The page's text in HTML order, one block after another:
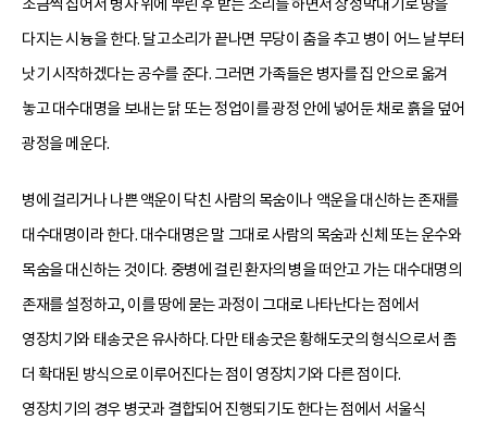
조금씩 집어서 병자 위에 뿌린 후 받는 소리를 하면서 상정막대기로 땅을
다지는 시늉을 한다. 달고소리가 끝나면 무당이 춤을 추고 병이 어느 날부터
낫기 시작하겠다는 공수를 준다. 그러면 가족들은 병자를 집 안으로 옮겨
놓고 대수대명을 보내는 닭 또는 정업이를 광정 안에 넣어둔 채로 흙을 덮어
광정을 메운다.
병에 걸리거나 나쁜 액운이 닥친 사람의 목숨이나 액운을 대신하는 존재를
대수대명이라 한다. 대수대명은 말 그대로 사람의 목숨과 신체 또는 운수와
목숨을 대신하는 것이다. 중병에 걸린 환자의 병을 떠안고 가는 대수대명의
존재를 설정하고, 이를 땅에 묻는 과정이 그대로 나타난다는 점에서
영장치기와 태송굿은 유사하다. 다만 태송굿은 황해도굿의 형식으로서 좀
더 확대된 방식으로 이루어진다는 점이 영장치기와 다른 점이다.
영장치기의 경우 병굿과 결합되어 진행되기도 한다는 점에서 서울식